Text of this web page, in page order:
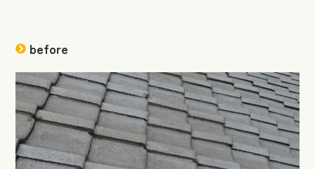
before